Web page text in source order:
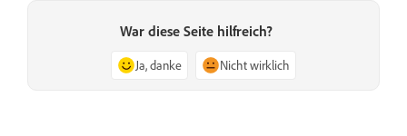
War diese Seite hilfreich?
Ja, danke Nicht wirklich